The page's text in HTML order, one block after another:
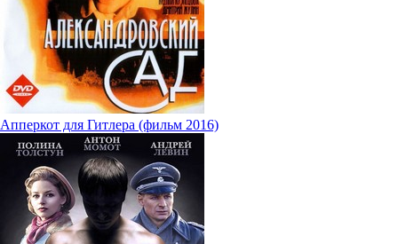
Апперкот для Гитлера (фильм 2016)